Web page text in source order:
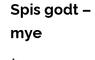
Spis godt
mye